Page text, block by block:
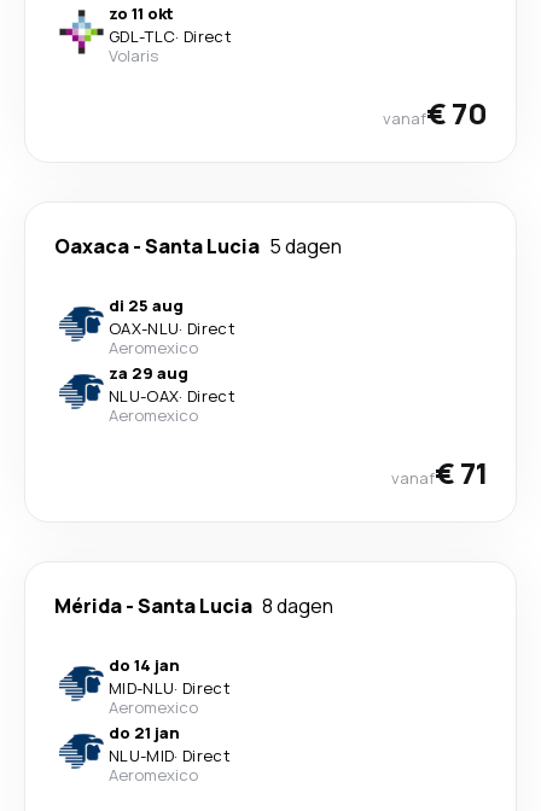
zo 11 okt
GDL-TLC· Direct
Volaris
vanaf€ 70
Oaxaca-Santa Lucia 5 dagen
di 25 aug
OAX-NLU· Direct
Aeromexico
za 29 aug
NLU-OAX· Direct
Aeromexico
vanaf€ 71
Mérida-Santa Lucia 8 dagen
do 14 jan
MID-NLU· Direct
Aeromexico
do 21 jan
NLU-MID· Direct
Aeromexico